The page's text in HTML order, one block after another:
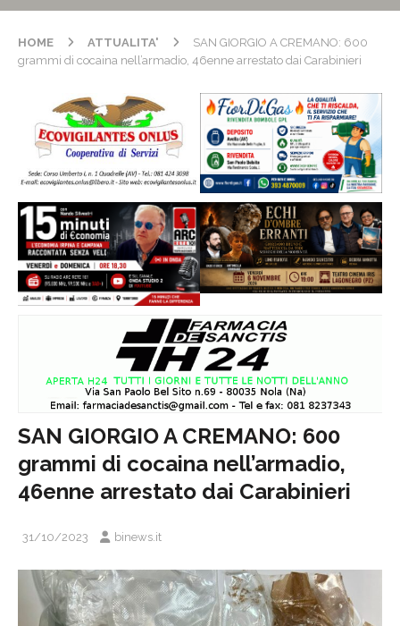
HOME ATTUALITA'
SAN GIORGIO A CREMANO: 600
grammi di cocaina nell’armadio, 46enne arrestato dai Carabinieri
SAN GIORGIO A CREMANO: 600
grammi di cocaina nell’armadio,
46enne arrestato dai Carabinieri
31/10/2023 binews.it